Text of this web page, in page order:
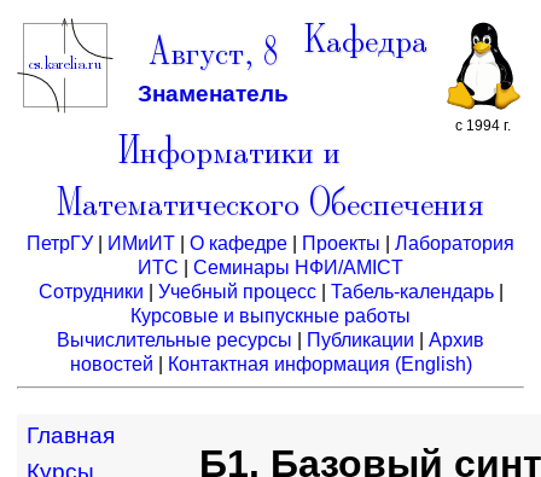
Август, 8
Знаменатель
с 1994 г.
Кафедра
Информатики и
Математического Обеспечения
ПетрГУ ИМиИТ О кафедре Проекты
Лаборатория
ИТС
Семинары НФИ/AMICT
Сотрудники
Учебный процесс| Табель-календарь|
Курсовые и выпускные работы
Вычислительные ресурсы
Публикации
Архив
новостей
Контактная информация (English)
Главная
Курсы
Б1. Базовый